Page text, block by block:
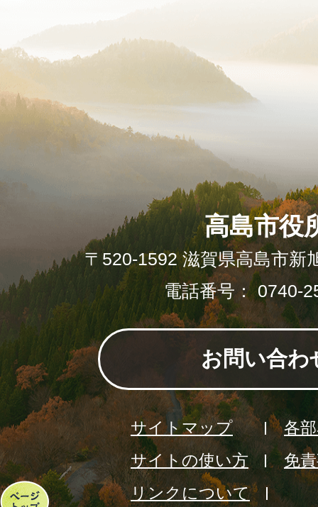
ペ
高島市役
〒520-1592 滋賀県高島市新
電話番号： 0740-
お問い合わ
サイトマップ
各
サイトの使い方
免
リンクについて